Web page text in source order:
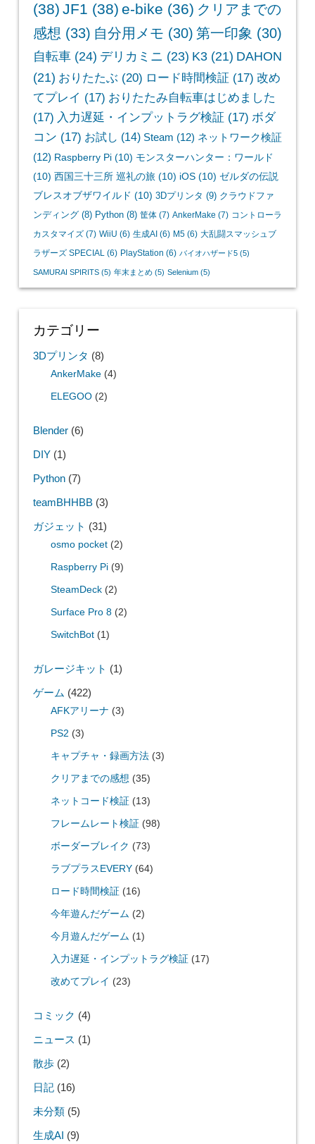
(38) JF1 (38) e-bike (36) クリアまでの
感想 (33) 自分用メモ (30) 第一印象 (30)
自転車(24) デリカミニ (23) K3(21) DAHON
(21) おりたたぶ (20) ロード時間検証 (17) 改め
てプレイ (17) おりたたみ自転車はじめました
(17) 入力遅延・インプットラグ検証 (17) ボダ
コン (17) お試し (14) Steam (12) ネットワーク検証
(12) Raspberry Pi(10) モンスターハンター：ワールド
(10) 西国三十三所 巡礼の旅(10) iOS(10) ゼルダの伝説
ブレスオブザワイルド (10) 3Dプリンタ (9) クラウドファ
ンディング(8) Python(8) 筐体(7) AnkerMake (7) コントローラ
カスタマイズ(7) WiiU (6) 生成AI (6) M5(6) 大乱闘スマッシュブ
ラザーズ SPECIAL (6) PlayStation (6) バイオハザード5(5)
SAMURAI SPIRITS(5) 年末まとめ(5) Selenium(5)
カテゴリー
3Dプリンタ (8)
AnkerMake(4)
ELEGOO(2)
Blender(6)
DIY(1)
Python(7)
teamBHHBB(3)
ガジェット (31)
osmo pocket(2)
Raspberry Pi(9)
SteamDeck(2)
Surface Pro 8(2)
SwitchBot(1)
ガレージキット (1)
ゲーム (422)
AFKアリーナ (3)
PS2 (3)
キャプチャ・録画方法(3)
クリアまでの感想 (35)
ネットコード検証 (13)
フレームレート検証 (98)
ボーダーブレイク (73)
ラブプラスEVERY(64)
ロード時間検証 (16)
今年遊んだゲーム (2)
今月遊んだゲーム (1)
入力遅延・インプットラグ検証 (17)
改めてプレイ (23)
コミック (4)
ニュース (1)
散歩(2)
日記(16)
未分類(5)
生成AI (9)